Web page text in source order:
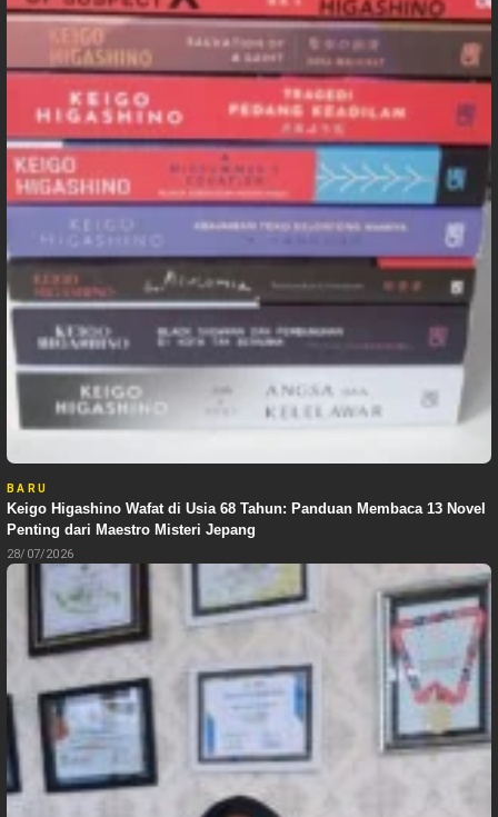
BARU
Keigo Higashino Wafat di Usia 68 Tahun: Panduan Membaca 13 Novel
Penting dari Maestro Misteri Jepang
28/07/2026